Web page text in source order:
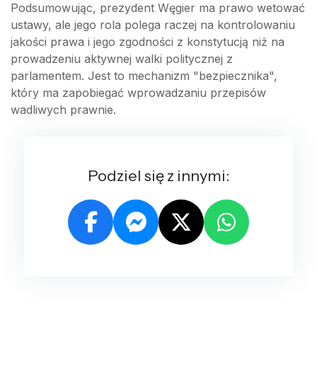
Podsumowując, prezydent Węgier ma prawo wetować
ustawy, ale jego rola polega raczej na kontrolowaniu
jakości prawa i jego zgodności z konstytucją niż na
prowadzeniu aktywnej walki politycznej z
parlamentem. Jest to mechanizm "bezpiecznika",
który ma zapobiegać wprowadzaniu przepisów
wadliwych prawnie.
Podziel się z innymi: